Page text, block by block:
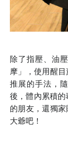
除了指壓、油
摩」，使用醒
推展的手法，
後，體內累積
的朋友，還獨
大爺吧！